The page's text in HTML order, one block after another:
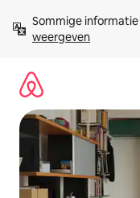
direct
naar
Sommige
weergeven